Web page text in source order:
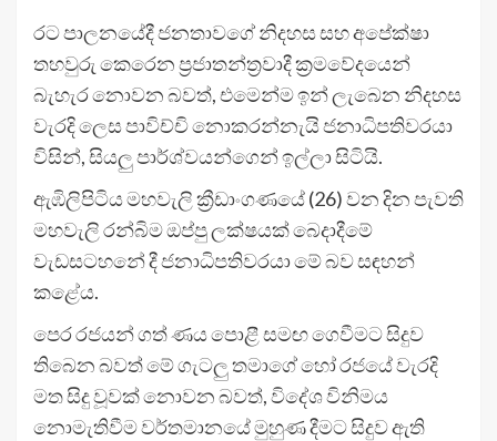
රට පාලනයේදී ජනතාවගේ නිදහස සහ අපේක්ෂා
තහවුරු කෙරෙන ප්‍රජාතන්ත්‍රවාදී ක්‍රමවේදයෙන්
බැහැර නොවන බවත්, එමෙන්ම ඉන් ලැබෙන නිදහස
වැරදි ලෙස පාවිච්චි නොකරන්නැයි ජනාධිපතිවරයා
විසින්, සියලු පාර්ශ්වයන්ගෙන් ඉල්ලා සිටියි.
ඇඹිලිපිටිය මහවැලි ක්‍රීඩාංගණයේ (26) වන දින පැවති
මහවැලි රන්බිම ඔප්පු ලක්ෂයක් බෙදාදීමේ
වැඩසටහනේ දී ජනාධිපතිවරයා මේ බව සඳහන්
කළේය.
පෙර රජයන් ගත් ණය පොළී සමඟ ගෙවීමට සිදුව
තිබෙන බවත් මේ ගැටලු තමාගේ හෝ රජයේ වැරදි
මත සිදු වූවක් නොවන බවත්, විදේශ විනිමය
නොමැතිවීම වර්තමානයේ මුහුණ දීමට සිදුව ඇති